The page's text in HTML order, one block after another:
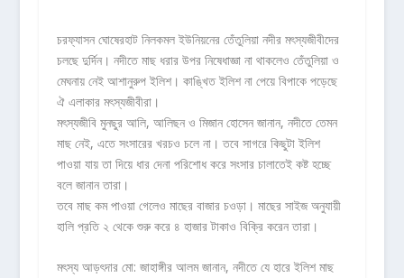
চরফ্যাসন ঘোষেরহাট নিলকমল ইউনিয়নের তেঁতুলিয়া নদীর মৎস্যজীবীদের
চলছে দুর্দিন। নদীতে মাছ ধরার উপর নিষেধাজ্ঞা না থাকলেও তেঁতুলিয়া ও
মেঘনায় নেই আশানুরুপ ইলিশ। কাঙ্খিত ইলিশ না পেয়ে বিপাকে পড়েছে
ঐ এলাকার মৎস্যজীবীরা।
মৎস্যজীবি মুনছুর আলি, আলিছন ও মিজান হোসেন জানান, নদীতে তেমন
মাছ নেই, এতে সংসারের খরচও চলে না। তবে সাগরে কিছুটা ইলিশ
পাওয়া যায় তা দিয়ে ধার দেনা পরিশোধ করে সংসার চালাতেই কষ্ট হচ্ছে
বলে জানান তারা।
তবে মাছ কম পাওয়া গেলেও মাছের বাজার চওড়া। মাছের সাইজ অনুযায়ী
হালি প্রতি ২ থেকে শুরু করে ৪ হাজার টাকাও বিক্রি করেন তারা।
মৎস্য আড়ৎদার মো: জাহাঙ্গীর আলম জানান, নদীতে যে হারে ইলিশ মাছ